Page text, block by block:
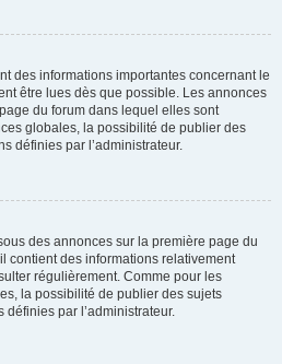
des informations importantes concernant le
être lues dès que possible. Les annonces
du forum dans lequel elles sont
globales, la possibilité de publier des
définies par l’administrateur.
des annonces sur la première page du
contient des informations relativement
régulièrement. Comme pour les
la possibilité de publier des sujets
par l’administrateur.